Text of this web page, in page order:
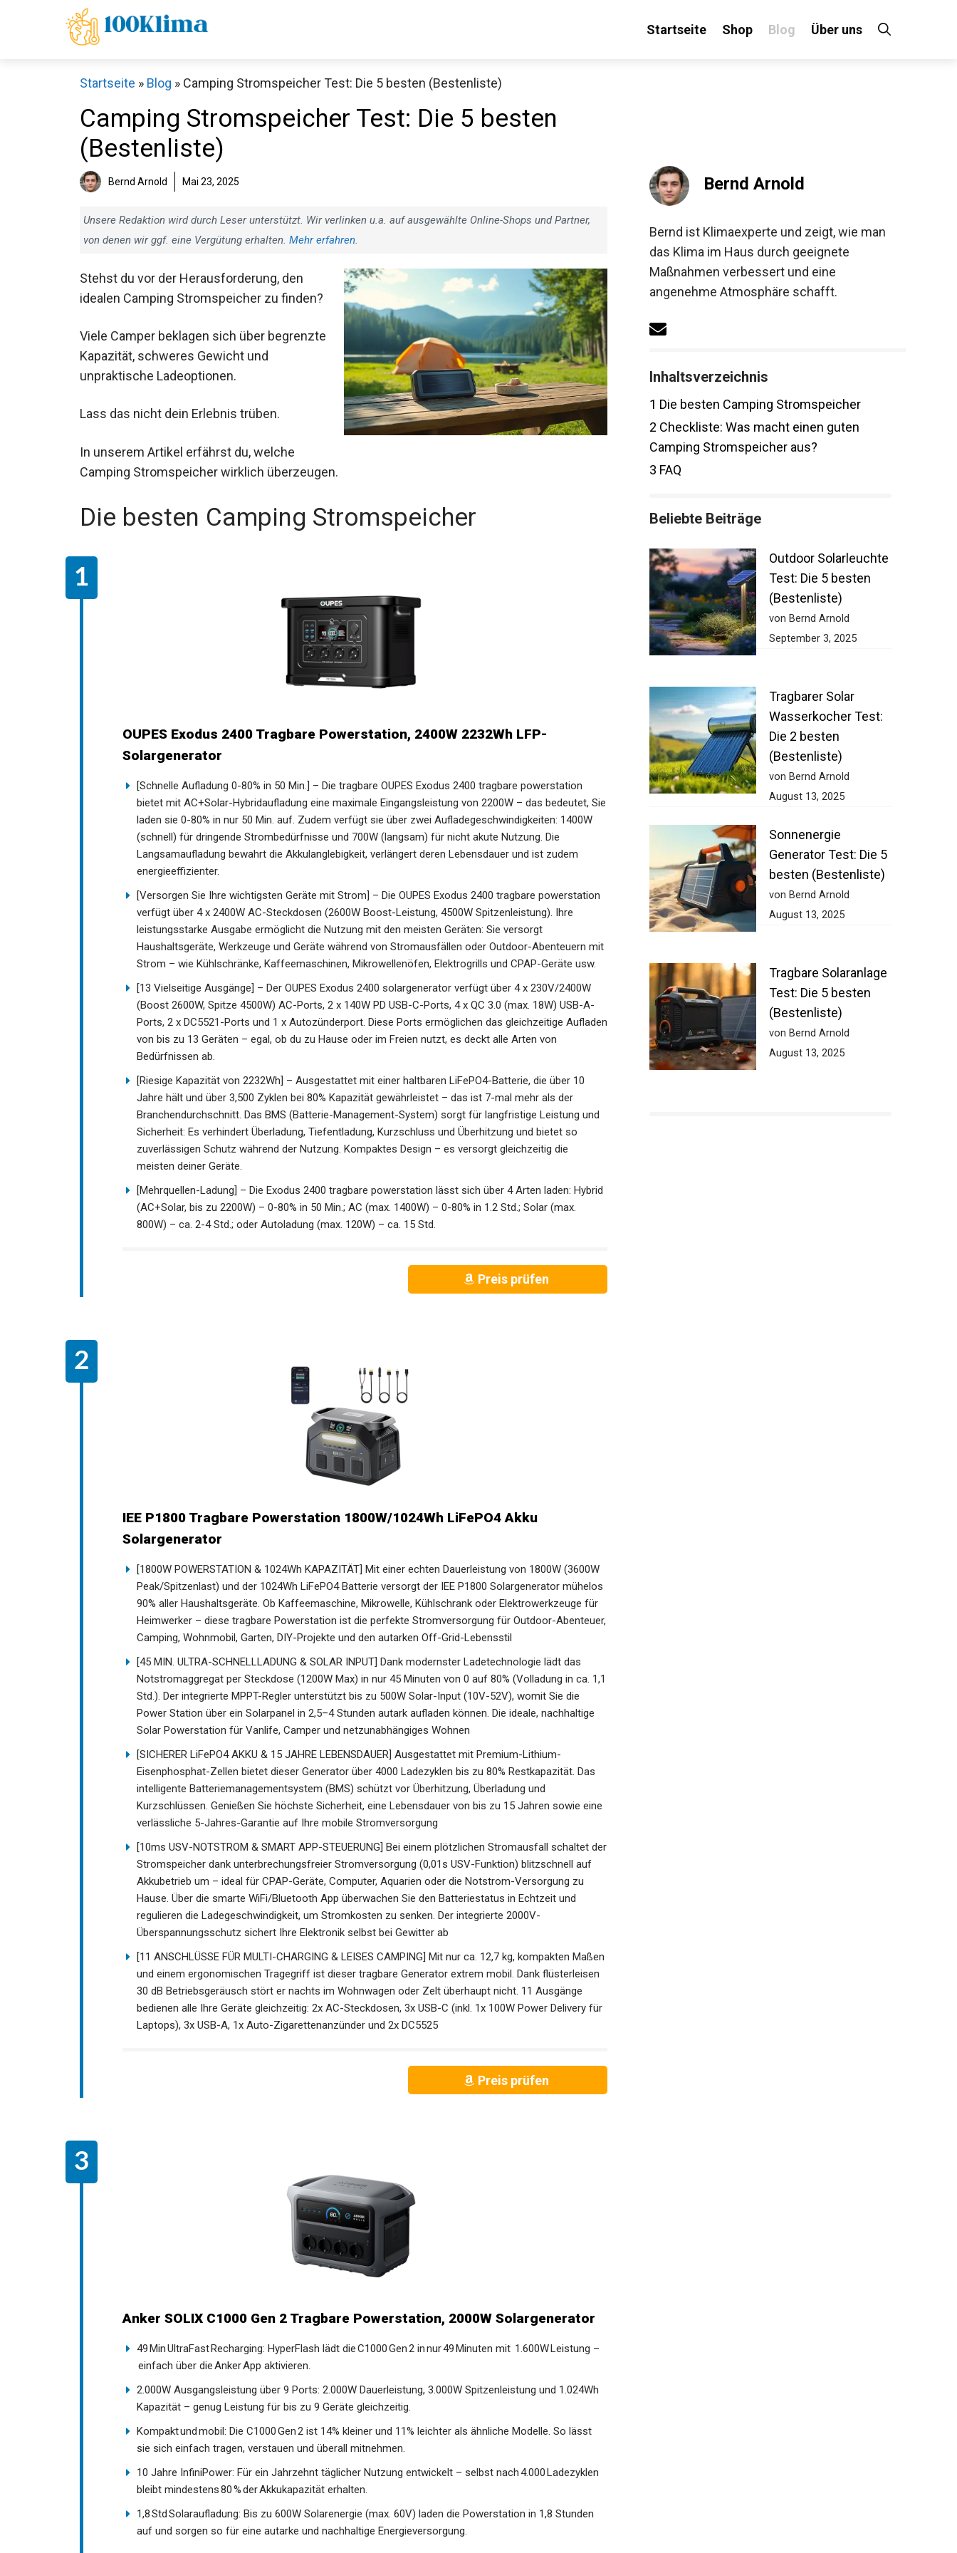
Startseite Shop Blog Über uns
Startseite » Blog » Camping Stromspeicher Test: Die 5 besten (Bestenliste)
Camping Stromspeicher Test: Die 5 besten
(Bestenliste)
Bernd Arnold Mai 23, 2025
Unsere Redaktion wird durch Leser unterstützt. Wir verlinken u.a. auf ausgewählte Online-Shops und Partner,
von denen wir ggf. eine Vergütung erhalten. Mehr erfahren.
Stehst du vor der Herausforderung, den
idealen Camping Stromspeicher zu finden?
Viele Camper beklagen sich über begrenzte
Kapazität, schweres Gewicht und
unpraktische Ladeoptionen.
Lass das nicht dein Erlebnis trüben.
In unserem Artikel erfährst du, welche
Camping Stromspeicher wirklich überzeugen.
Die besten Camping Stromspeicher
OUPES Exodus 2400 Tragbare Powerstation, 2400W 2232Wh LFP-
Solargenerator
[Schnelle Aufladung 0-80% in 50 Min.] – Die tragbare OUPES Exodus 2400 tragbare powerstation
bietet mit AC+Solar-Hybridaufladung eine maximale Eingangsleistung von 2200W – das bedeutet, Sie
laden sie 0-80% in nur 50 Min. auf. Zudem verfügt sie über zwei Aufladegeschwindigkeiten: 1400W
(schnell) für dringende Strombedürfnisse und 700W (langsam) für nicht akute Nutzung. Die
Langsamaufladung bewahrt die Akkulanglebigkeit, verlängert deren Lebensdauer und ist zudem
energieeffizienter.
[Versorgen Sie Ihre wichtigsten Geräte mit Strom] – Die OUPES Exodus 2400 tragbare powerstation
verfügt über 4 x 2400W AC-Steckdosen (2600W Boost-Leistung, 4500W Spitzenleistung). Ihre
leistungsstarke Ausgabe ermöglicht die Nutzung mit den meisten Geräten: Sie versorgt
Haushaltsgeräte, Werkzeuge und Geräte während von Stromausfällen oder Outdoor-Abenteuern mit
Strom – wie Kühlschränke, Kaffeemaschinen, Mikrowellenöfen, Elektrogrills und CPAP-Geräte usw.
[13 Vielseitige Ausgänge] – Der OUPES Exodus 2400 solargenerator verfügt über 4 x 230V/2400W
(Boost 2600W, Spitze 4500W) AC-Ports, 2 x 140W PD USB-C-Ports, 4 x QC 3.0 (max. 18W) USB-A-
Ports, 2 x DC5521-Ports und 1 x Autozünderport. Diese Ports ermöglichen das gleichzeitige Aufladen
von bis zu 13 Geräten – egal, ob du zu Hause oder im Freien nutzt, es deckt alle Arten von
Bedürfnissen ab.
[Riesige Kapazität von 2232Wh] – Ausgestattet mit einer haltbaren LiFePO4-Batterie, die über 10
Jahre hält und über 3,500 Zyklen bei 80% Kapazität gewährleistet – das ist 7-mal mehr als der
Branchendurchschnitt. Das BMS (Batterie-Management-System) sorgt für langfristige Leistung und
Sicherheit: Es verhindert Überladung, Tiefentladung, Kurzschluss und Überhitzung und bietet so
zuverlässigen Schutz während der Nutzung. Kompaktes Design – es versorgt gleichzeitig die
meisten deiner Geräte.
[Mehrquellen-Ladung] – Die Exodus 2400 tragbare powerstation lässt sich über 4 Arten laden: Hybrid
(AC+Solar, bis zu 2200W) – 0-80% in 50 Min.; AC (max. 1400W) – 0-80% in 1.2 Std.; Solar (max.
800W) – ca. 2-4 Std.; oder Autoladung (max. 120W) – ca. 15 Std.
Preis prüfen
IEE P1800 Tragbare Powerstation 1800W/1024Wh LiFePO4 Akku
Solargenerator
[1800W POWERSTATION & 1024Wh KAPAZITÄT] Mit einer echten Dauerleistung von 1800W (3600W
Peak/Spitzenlast) und der 1024Wh LiFePO4 Batterie versorgt der IEE P1800 Solargenerator mühelos
90% aller Haushaltsgeräte. Ob Kaffeemaschine, Mikrowelle, Kühlschrank oder Elektrowerkzeuge für
Heimwerker – diese tragbare Powerstation ist die perfekte Stromversorgung für Outdoor-Abenteuer,
Camping, Wohnmobil, Garten, DIY-Projekte und den autarken Off-Grid-Lebensstil
[45 MIN. ULTRA-SCHNELLLADUNG & SOLAR INPUT] Dank modernster Ladetechnologie lädt das
Notstromaggregat per Steckdose (1200W Max) in nur 45 Minuten von 0 auf 80% (Volladung in ca. 1,1
Std.). Der integrierte MPPT-Regler unterstützt bis zu 500W Solar-Input (10V-52V), womit Sie die
Power Station über ein Solarpanel in 2,5–4 Stunden autark aufladen können. Die ideale, nachhaltige
Solar Powerstation für Vanlife, Camper und netzunabhängiges Wohnen
[SICHERER LiFePO4 AKKU & 15 JAHRE LEBENSDAUER] Ausgestattet mit Premium-Lithium-
Eisenphosphat-Zellen bietet dieser Generator über 4000 Ladezyklen bis zu 80% Restkapazität. Das
intelligente Batteriemanagementsystem (BMS) schützt vor Überhitzung, Überladung und
Kurzschlüssen. Genießen Sie höchste Sicherheit, eine Lebensdauer von bis zu 15 Jahren sowie eine
verlässliche 5-Jahres-Garantie auf Ihre mobile Stromversorgung
[10ms USV-NOTSTROM & SMART APP-STEUERUNG] Bei einem plötzlichen Stromausfall schaltet der
Stromspeicher dank unterbrechungsfreier Stromversorgung (0,01s USV-Funktion) blitzschnell auf
Akkubetrieb um – ideal für CPAP-Geräte, Computer, Aquarien oder die Notstrom-Versorgung zu
Hause. Über die smarte WiFi/Bluetooth App überwachen Sie den Batteriestatus in Echtzeit und
regulieren die Ladegeschwindigkeit, um Stromkosten zu senken. Der integrierte 2000V-
Überspannungsschutz sichert Ihre Elektronik selbst bei Gewitter ab
[11 ANSCHLÜSSE FÜR MULTI-CHARGING & LEISES CAMPING] Mit nur ca. 12,7 kg, kompakten Maßen
und einem ergonomischen Tragegriff ist dieser tragbare Generator extrem mobil. Dank flüsterleisen
30 dB Betriebsgeräusch stört er nachts im Wohnwagen oder Zelt überhaupt nicht. 11 Ausgänge
bedienen alle Ihre Geräte gleichzeitig: 2x AC-Steckdosen, 3x USB-C (inkl. 1x 100W Power Delivery für
Laptops), 3x USB-A, 1x Auto-Zigarettenanzünder und 2x DC5525
Preis prüfen
Anker SOLIX C1000 Gen 2 Tragbare Powerstation, 2000W Solargenerator
49 Min UltraFast Recharging: HyperFlash lädt die C1000 Gen 2 in nur 49 Minuten mit 1.600W Leistung –
einfach über die Anker App aktivieren.
2.000W Ausgangsleistung über 9 Ports: 2.000W Dauerleistung, 3.000W Spitzenleistung und 1.024Wh
Kapazität – genug Leistung für bis zu 9 Geräte gleichzeitig.
Kompakt und mobil: Die C1000 Gen 2 ist 14% kleiner und 11% leichter als ähnliche Modelle. So lässt
sie sich einfach tragen, verstauen und überall mitnehmen.
10 Jahre InfiniPower: Für ein Jahrzehnt täglicher Nutzung entwickelt – selbst nach 4.000 Ladezyklen
bleibt mindestens 80 % der Akkukapazität erhalten.
1,8 Std Solaraufladung: Bis zu 600W Solarenergie (max. 60V) laden die Powerstation in 1,8 Stunden
auf und sorgen so für eine autarke und nachhaltige Energieversorgung.
Bernd Arnold
Bernd ist Klimaexperte und zeigt, wie man
das Klima im Haus durch geeignete
Maßnahmen verbessert und eine
angenehme Atmosphäre schafft.
Inhaltsverzeichnis
1 Die besten Camping Stromspeicher
2 Checkliste: Was macht einen guten
Camping Stromspeicher aus?
3 FAQ
Beliebte Beiträge
Outdoor Solarleuchte
Test: Die 5 besten
(Bestenliste)
von Bernd Arnold
September 3, 2025
Tragbarer Solar
Wasserkocher Test:
Die 2 besten
(Bestenliste)
von Bernd Arnold
August 13, 2025
Sonnenergie
Generator Test: Die 5
besten (Bestenliste)
von Bernd Arnold
August 13, 2025
Tragbare Solaranlage
Test: Die 5 besten
(Bestenliste)
von Bernd Arnold
August 13, 2025